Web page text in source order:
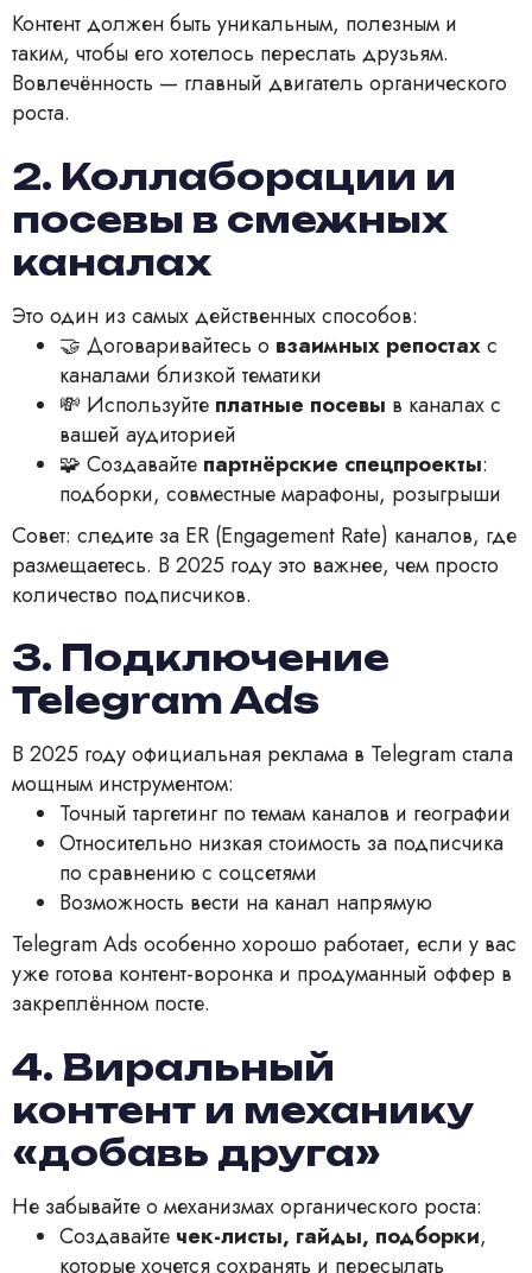
Контент должен быть уникальным, полезным и
таким, чтобы его хотелось переслать друзьям.
Вовлечённость — главный двигатель органического
роста.
2. Коллаборации и
посевы в смежных
каналах
Это один из самых действенных способов:
🤝 Договаривайтесь о взаимных репостахс
каналами близкой тематики
💸 Используйте платные посевы в каналах с
вашей аудиторией
🧩 Создавайте партнёрские спецпроекты:
подборки, совместные марафоны, розыгрыши
Совет: следите за ER (Engagement Rate) каналов, где
размещаетесь. В 2025 году это важнее, чем просто
количество подписчиков.
3. Подключение
Telegram Ads
В 2025 году официальная реклама в Telegram стала
мощным инструментом:
Точный таргетинг по темам каналов и географии
Относительно низкая стоимость за подписчика
по сравнению с соцсетями
Возможность вести на канал напрямую
Telegram Ads особенно хорошо работает, если у вас
уже готова контент-воронка и продуманный оффер в
закреплённом посте.
4. Виральный
контент и механику
«добавь друга»
Не забывайте о механизмах органического роста:
Создавайте чек-листы, гайды, подборки,
которые хочется сохранять и пересылать